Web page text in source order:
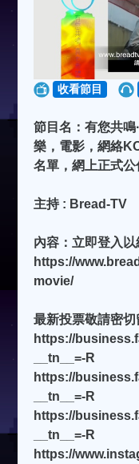
收看節目
節目名：有您共
樂，電影，網絡
名單，網上正式
主持 : Bread-TV
內容：立即登入
https://
movie/
最新投票敬請密
https://
__tn__=-R
https://
__tn__=-R
https://
__tn__=-R
https://